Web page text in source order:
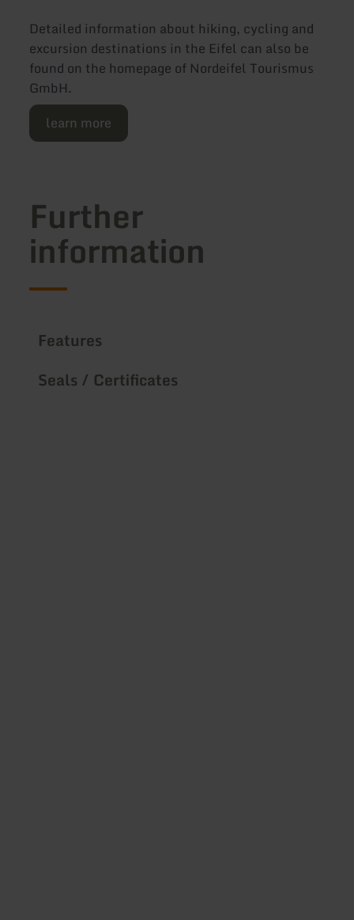
Detailed information about hiking, cycling and
excursion destinations in the Eifel can also be
found on the homepage of Nordeifel Tourismus
GmbH.
learn more
Further
information
Features
Seals / Certificates